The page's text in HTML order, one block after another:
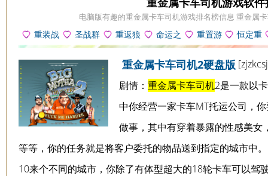
电脑版有趣的重金属卡车司机游戏排名榜信息 重金属
重装战
士游戏
圣战群
英传3重
生游戏
重返狼
穴：重制
版游戏
命运之
谜2重制
版游戏
重置游
戏
恒定重
力游戏
重金属卡车司机2硬盘版
剧情： 重金属卡车司机2是一款以
中你经营一家卡车MT托运公司，
做事，其中有穿着暴露的性感美
等等，你的任务就是将客户委托的物品送到指定的城
10来个不同的城市，你除了有体型超大的18轮卡车可以驾